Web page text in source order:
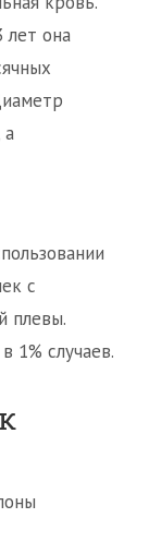
лет она
а
с
плевы.
1% случаев.